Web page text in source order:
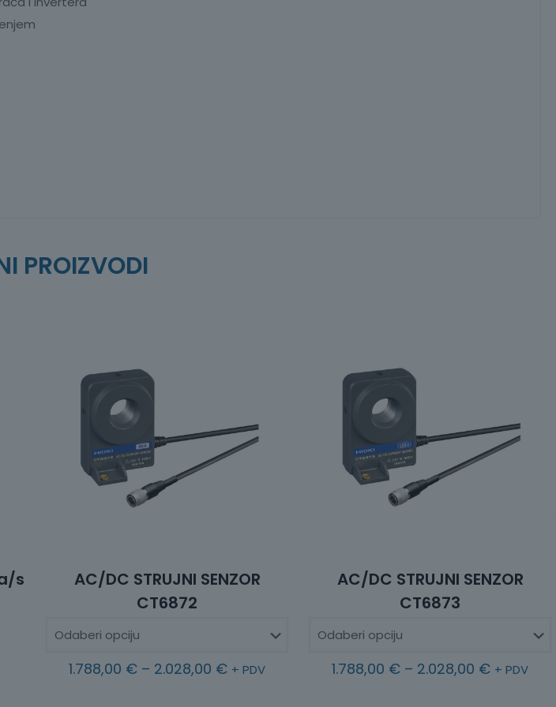
PROIZVODI
s
AC/DC STRUJNI SENZOR
CT6872
1.788,00 € – 2.028,00 €R+ PDV
AC/DC STRUJNI SENZOR
CT6873
1.788,00 € – 2.028,00 €R+ PDV